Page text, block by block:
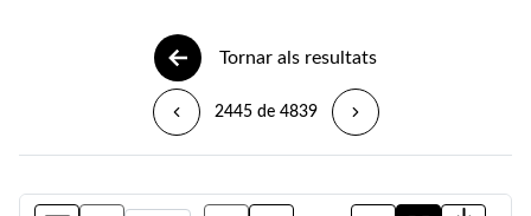
Tornar als resultats
2445 de 4839